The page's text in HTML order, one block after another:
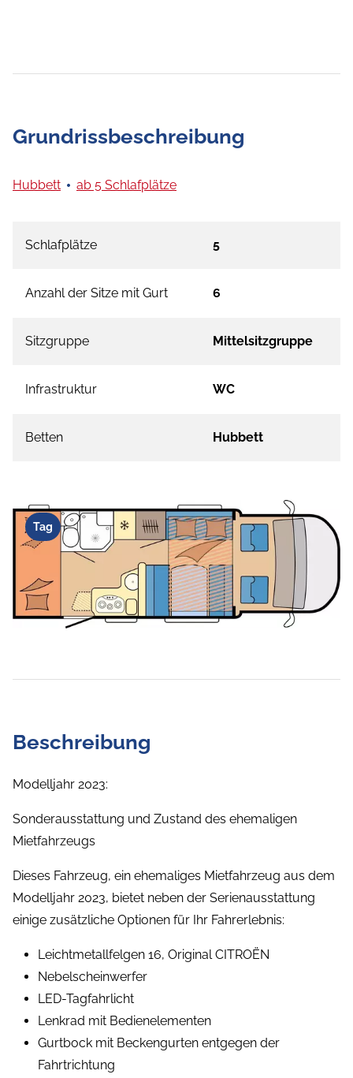
Grundrissbeschreibung
Hubbett ab 5 Schlafplätze
Schlafplätze 5
Anzahl der Sitze mit Gurt 6
Sitzgruppe Mittelsitzgruppe
Infrastruktur WC
Betten Hubbett
Tag
Beschreibung
Modelljahr 2023:
Sonderausstattung und Zustand des ehemaligen
Mietfahrzeugs
Dieses Fahrzeug, ein ehemaliges Mietfahrzeug aus dem
Modelljahr 2023, bietet neben der Serienausstattung
einige zusätzliche Optionen für Ihr Fahrerlebnis:
Leichtmetallfelgen 16, Original CITROËN
Nebelscheinwerfer
LED-Tagfahrlicht
Lenkrad mit Bedienelementen
Gurtbock mit Beckengurten entgegen der
Fahrtrichtung